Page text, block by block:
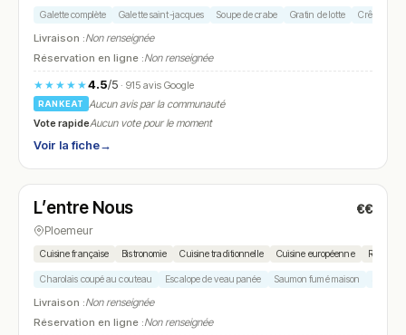
Galette complète Galette saint-jacques Soupe de crabe Gratin de lotte Crêpe
Livraison :Non renseignée
Réservation en ligne :Non renseignée
★★★★★4.5/5· 915 avis Google
RANKEAT
Aucun avis par la communauté
Vote rapideAucun vote pour le moment
Voir la fiche→
N° 23
L’entre Nous €€
Ploemeur
Cuisine française Bistronomie Cuisine traditionnelle Cuisine européenne
Charolais coupé au couteau Escalope de veau panée Saumon fumé maison
Livraison :Non renseignée
Réservation en ligne :Non renseignée